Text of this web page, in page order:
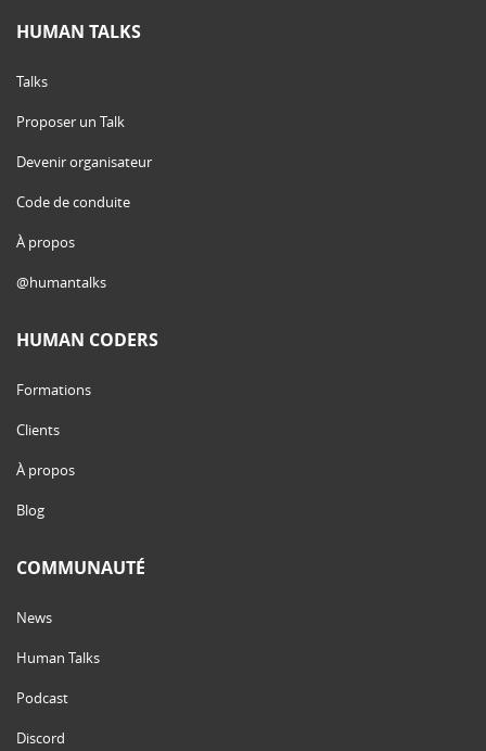
HUMAN TALKS
Talks
Proposer un Talk
Devenir organisateur
Code de conduite
À propos
@humantalks
HUMAN CODERS
Formations
Clients
À propos
Blog
COMMUNAUTÉ
News
Human Talks
Podcast
Discord